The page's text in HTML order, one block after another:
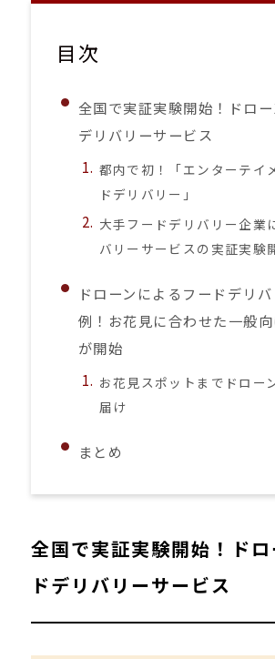
目次
全国で実証実験開始！ドロ
デリバリーサービス
都内で初！「エンターテイ
ドデリバリー」
大手フードデリバリー企業
バリーサービスの実証実験
ドローンによるフードデリ
例！お花見に合わせた一般
が開始
お花見スポットまでドロー
届け
まとめ
全国で実証実験開始！ド
ドデリバリーサービス